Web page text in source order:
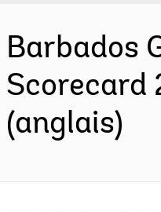
Barbados
Scorecard
(anglais)